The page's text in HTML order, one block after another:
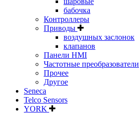
бабочка
Контроллеры
Приводы
воздушных заслонок
клапанов
Панели HMI
Частотные преобразователи
Прочее
Другое
Seneca
Telco Sensors
YORK